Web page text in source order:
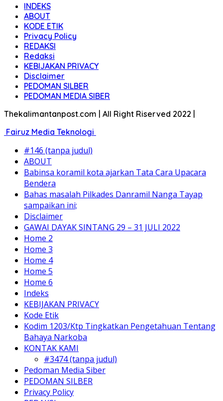
INDEKS
ABOUT
KODE ETIK
Privacy Policy
REDAKSI
Redaksi
KEBIJAKAN PRIVACY
Disclaimer
PEDOMAN SILBER
PEDOMAN MEDIA SIBER
Thekalimantanpost.com | All Right Riserved 2022 |
Fairuz Media Teknologi
#146 (tanpa judul)
ABOUT
Babinsa koramil kota ajarkan Tata Cara Upacara
Bendera
Bahas masalah Pilkades Danramil Nanga Tayap
sampaikan ini;
Disclaimer
GAWAI DAYAK SINTANG 29 – 31 JULI 2022
Home 2
Home 3
Home 4
Home 5
Home 6
Indeks
KEBIJAKAN PRIVACY
Kode Etik
Kodim 1203/Ktp Tingkatkan Pengetahuan Tentang
Bahaya Narkoba
KONTAK KAMI
#3474 (tanpa judul)
Pedoman Media Siber
PEDOMAN SILBER
Privacy Policy